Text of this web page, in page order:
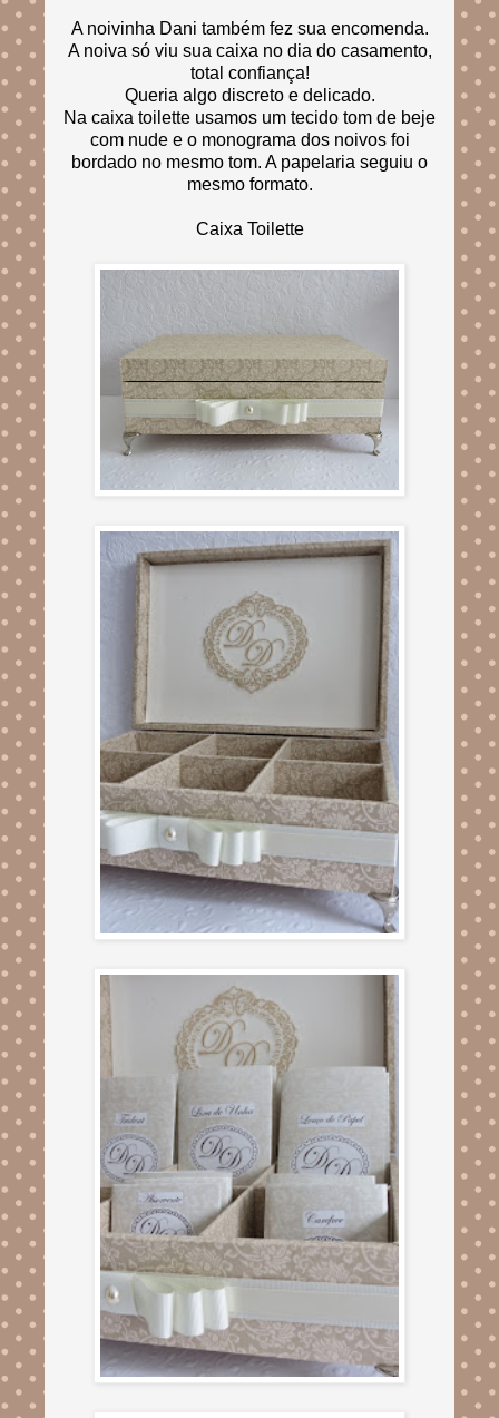
A noivinha Dani também fez sua encomenda.
A noiva só viu sua caixa no dia do casamento,
total confiança!
Queria algo discreto e delicado.
Na caixa toilette usamos um tecido tom de beje
com nude e o monograma dos noivos foi
bordado no mesmo tom. A papelaria seguiu o
mesmo formato.
Caixa Toilette